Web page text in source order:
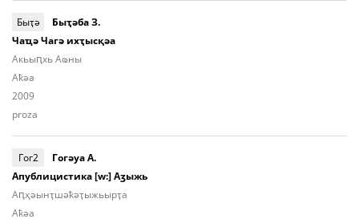
Быҭә
Быҭәба З.
Чаҵә Чагә ихҭысқәа
Акьыԥхь Аҩны
Aҟәа
2009
proza
Гог2
Гогәуа А.
Апублицистика [w:] Аӡыжь
Аԥ­ҳәынҭ­шәҟәҭы­жьыp­ҭа
Aҟәа